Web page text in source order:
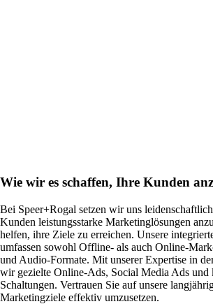
Wie wir es schaffen, Ihre Kunden
Bei Speer+Rogal setzen wir uns
Kunden leistungsstarke Marketinglösungen
helfen, ihre Ziele zu erreichen. Unsere
umfassen sowohl Offline- als auch Online-
und Audio-Formate. Mit unserer Expertise in
wir gezielte Online-Ads, Social Media Ads und
Schaltungen. Vertrauen Sie auf unsere
Marketingziele effektiv umzusetzen.